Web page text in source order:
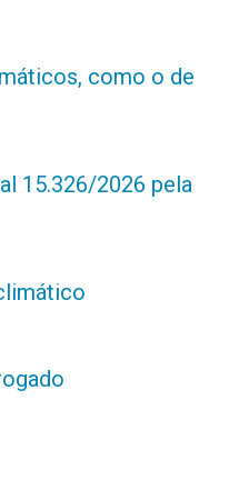
como o de
15.326/2026 pela